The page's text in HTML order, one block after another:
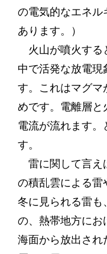
の電気的なエネル
あります。）
火山が噴火する
中で活発な放電現
す。これはマグマ
めです。電離層と
電流が流れます
す。
雷に関して言え
の積乱雲による雷
冬に見られる雷も
の、熱帯地方にお
海面から放出され